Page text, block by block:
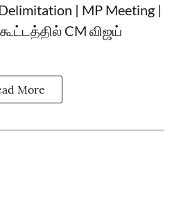
| MP Meeting |
CM விஜய்
More